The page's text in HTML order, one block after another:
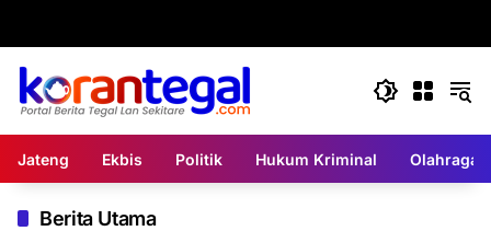
Jateng Ekbis Politik Hukum Kriminal Olahraga
Berita Utama